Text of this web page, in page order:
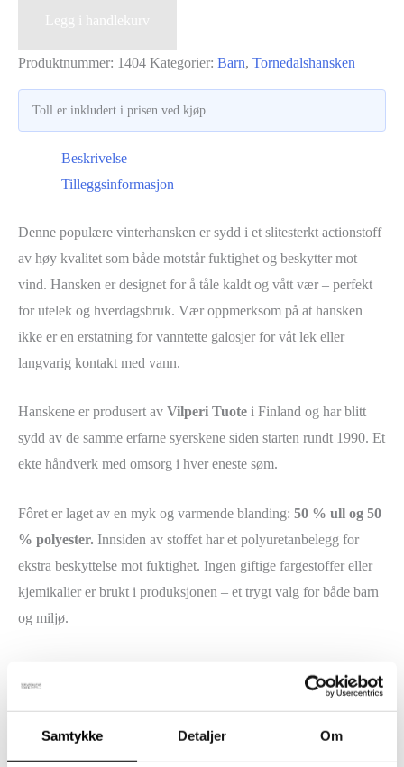
Samtykke Detaljer Om
antall
Legg i handlekurv
Produktnummer: 1404 Kategorier: Barn, Tornedalshansken
Toll er inkludert i prisen ved kjøp.
Beskrivelse
Tilleggsinformasjon
Denne populære vinterhansken er sydd i et slitesterkt actionstoff
av høy kvalitet som både motstår fuktighet og beskytter mot
vind. Hansken er designet for å tåle kaldt og vått vær – perfekt
for utelek og hverdagsbruk. Vær oppmerksom på at hansken
ikke er en erstatning for vanntette galosjer for våt lek eller
langvarig kontakt med vann.
Hanskene er produsert av Vilperi Tuote i Finland og har blitt
sydd av de samme erfarne syerskene siden starten rundt 1990. Et
ekte håndverk med omsorg i hver eneste søm.
Fôret er laget av en myk og varmende blanding: 50 % ull og 50
% polyester. Innsiden av stoffet har et polyuretanbelegg for
ekstra beskyttelse mot fuktighet. Ingen giftige fargestoffer eller
kjemikalier er brukt i produksjonen – et trygt valg for både barn
og miljø.
XXS 11-11,5 cm, XS 12,5-12,8 cm, S 13-13,5 cm, M 13,5-14
cm, L 15,3-15,6 cm, XL 16-16,4 cm, XXL 16,5-17 cm, XXXL